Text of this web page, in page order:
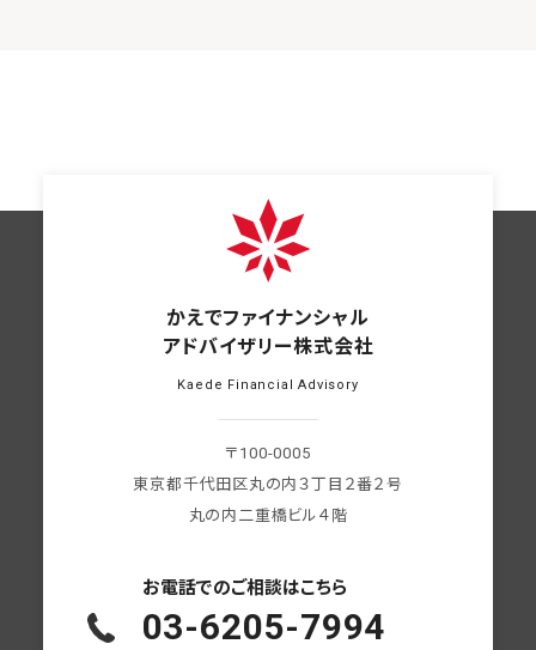
かえでファイナンシャル
アドバイザリー株式会社
Kaede Financial Advisory
〒100-0005
東京都千代田区丸の内３丁目２番２号
丸の内二重橋ビル４階
お電話でのご相談はこちら
03-6205-7994